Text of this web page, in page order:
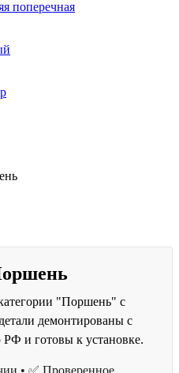
поперечная
"Поршень" с
демонтированы с
РФ и готовы к установке.
• ✅ Проверенное